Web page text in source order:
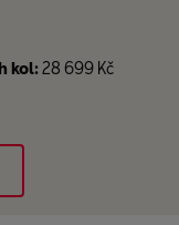
kol:28 699 Kč